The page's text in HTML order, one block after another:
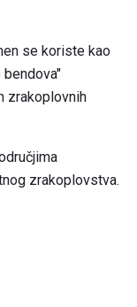
se koriste kao
zrakoplovnih
zrakoplovstva.